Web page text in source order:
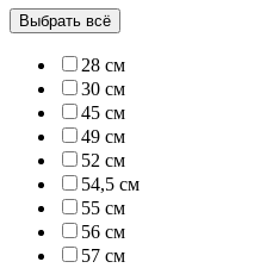
Выбрать всё
28 см
30 см
45 см
49 см
52 см
54,5 см
55 см
56 см
57 см